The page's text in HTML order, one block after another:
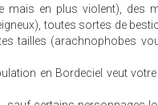
en plus violent), des
toutes sortes de
tailles (arachnophobes
en Bordeciel veut